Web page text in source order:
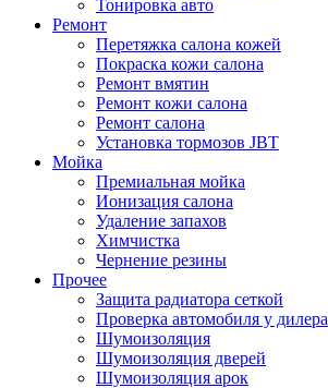
Тонировка авто
Ремонт
Перетяжка салона кожей
Покраска кожи салона
Ремонт вмятин
Ремонт кожи салона
Ремонт салона
Установка тормозов JBT
Мойка
Премиальная мойка
Ионизация салона
Удаление запахов
Химчистка
Чернение резины
Прочее
Защита радиатора сеткой
Проверка автомобиля у дилера
Шумоизоляция
Шумоизоляция дверей
Шумоизоляция арок